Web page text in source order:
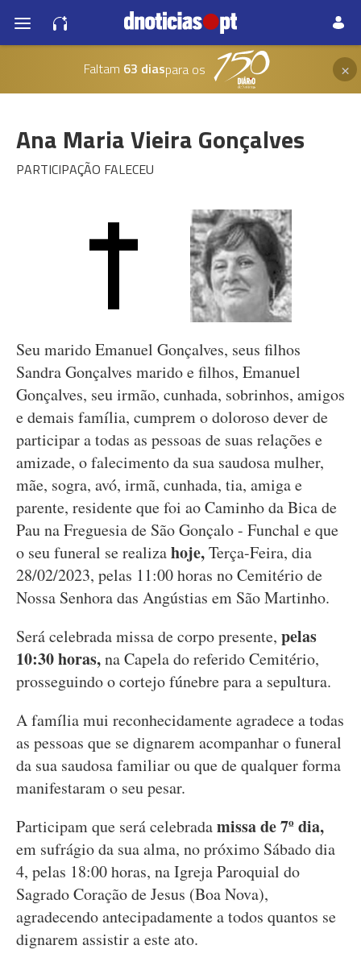
Faltam 63 diaspara os ×
Ana Maria Vieira Gonçalves
PARTICIPAÇÃO FALECEU
Seu marido Emanuel Gonçalves, seus filhos
Sandra Gonçalves marido e filhos, Emanuel
Gonçalves, seu irmão, cunhada, sobrinhos, amigos
e demais família, cumprem o doloroso dever de
participar a todas as pessoas de suas relações e
amizade, o falecimento da sua saudosa mulher,
mãe, sogra, avó, irmã, cunhada, tia, amiga e
parente, residente que foi ao Caminho da Bica de
Pau na Freguesia de São Gonçalo - Funchal e que
o seu funeral se realizahoje,Terça-Feira, dia
28/02/2023, pelas 11:00 horas no Cemitério de
Nossa Senhora das Angústias em São Martinho.
Será celebrada missa de corpo presente, pelas
10:30 horas,na Capela do referido Cemitério,
prosseguindo o cortejo fúnebre para a sepultura.
A família mui reconhecidamente agradece a todas
as pessoas que se dignarem acompanhar o funeral
da sua saudosa familiar ou que de qualquer forma
manifestaram o seu pesar.
Participam que será celebradamissa de 7º dia,
em sufrágio da sua alma, no próximo Sábado dia
4, pelas 18:00 horas, na Igreja Paroquial do
Sagrado Coração de Jesus (Boa Nova),
agradecendo antecipadamente a todos quantos se
dignarem assistir a este ato.